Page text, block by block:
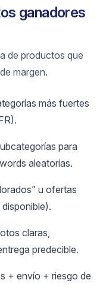
ganadores
de productos que
margen.
más fuertes
para
aleatorias.
u ofertas
claras,
predecible.
+ envío + riesgo de